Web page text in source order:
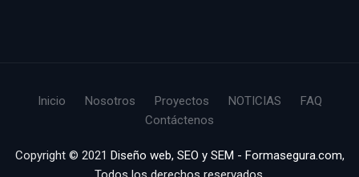
Inicio Nosotros Proyectos NOTICIAS
FAQ
Contáctenos
Copyright © 2021 Diseño web, SEO y SEM - Formasegura.com,